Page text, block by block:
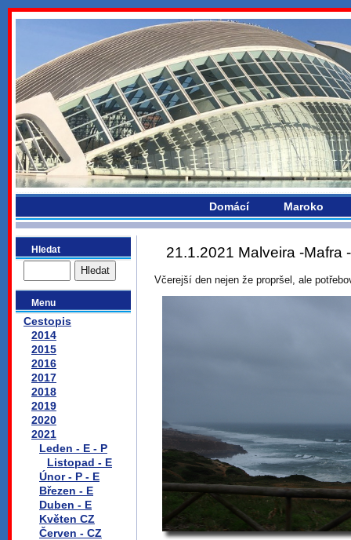
bydlikemevropou.com
Domácí Maroko
Hledat
Menu
Cestopis
2014
2015
2016
2017
2018
2019
2020
2021
Leden - E - P
Listopad - E
Únor - P - E
Březen - E
Duben - E
Květen CZ
Červen - CZ
21.1.2021 Malveira -Mafra
Včerejší den nejen že propršel, ale